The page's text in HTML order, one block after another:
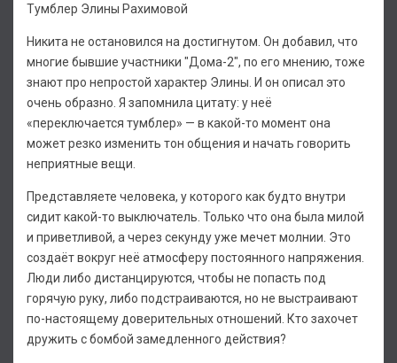
Тумблер Элины Рахимовой
Никита не остановился на достигнутом. Он добавил, что
многие бывшие участники "Дома-2", по его мнению, тоже
знают про непростой характер Элины. И он описал это
очень образно. Я запомнила цитату: у неё
«переключается тумблер» — в какой-то момент она
может резко изменить тон общения и начать говорить
неприятные вещи.
Представляете человека, у которого как будто внутри
сидит какой-то выключатель. Только что она была милой
и приветливой, а через секунду уже мечет молнии. Это
создаёт вокруг неё атмосферу постоянного напряжения.
Люди либо дистанцируются, чтобы не попасть под
горячую руку, либо подстраиваются, но не выстраивают
по-настоящему доверительных отношений. Кто захочет
дружить с бомбой замедленного действия?